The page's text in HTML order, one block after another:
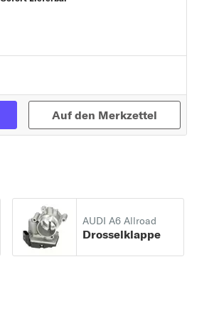
Auf den Merkzettel
AUDI A6 Allroad
Drosselklappe